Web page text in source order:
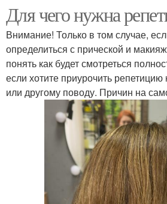
Для чего нужна
Внимание! Только в том случае,
определиться с прической и
понять как будет смотреться
если хотите приурочить репетицию
или другому поводу. Причин на